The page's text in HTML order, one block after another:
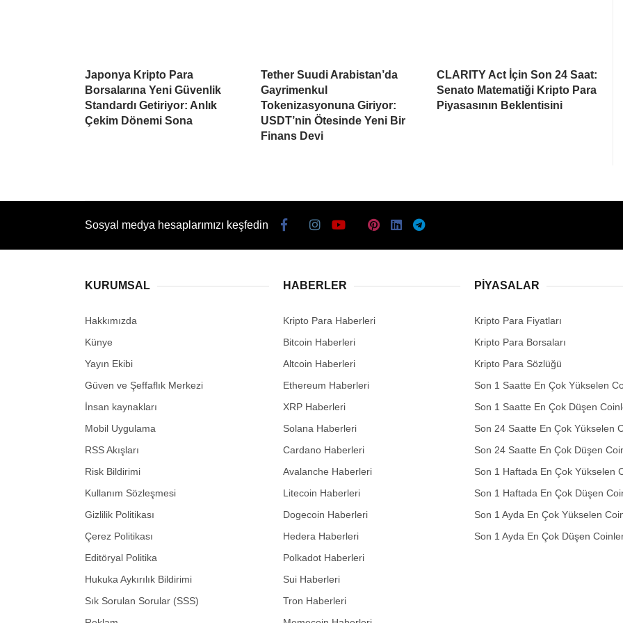
Japonya Kripto Para
Borsalarına Yeni Güvenlik
Standardı Getiriyor: Anlık
Çekim Dönemi Sona
Tether Suudi Arabistan’da
Gayrimenkul
Tokenizasyonuna Giriyor:
USDT’nin Ötesinde Yeni Bir
Finans Devi
CLARITY Act İçin Son 24 Saat:
Senato Matematiği Kripto Para
Piyasasının Beklentisini
Sosyal medya hesaplarımızı keşfedin
KURUMSAL
Hakkımızda
Künye
Yayın Ekibi
Güven ve Şeffaflık Merkezi
İnsan kaynakları
Mobil Uygulama
RSS Akışları
Risk Bildirimi
Kullanım Sözleşmesi
Gizlilik Politikası
Çerez Politikası
Editöryal Politika
Hukuka Aykırılık Bildirimi
Sık Sorulan Sorular (SSS)
HABERLER
Kripto Para Haberleri
Bitcoin Haberleri
Altcoin Haberleri
Ethereum Haberleri
XRP Haberleri
Solana Haberleri
Cardano Haberleri
Avalanche Haberleri
Litecoin Haberleri
Dogecoin Haberleri
Hedera Haberleri
Polkadot Haberleri
Sui Haberleri
Tron Haberleri
PIYASALAR
Kripto Para Fiyatları
Kripto Para Borsaları
Kripto Para Sözlüğü
Son 1 Saatte En Çok Yükselen
Son 1 Saatte En Çok Düşen
Son 24 Saatte En Çok Yükselen
Son 24 Saatte En Çok Düşen
Son 1 Haftada En Çok Yükselen
Son 1 Haftada En Çok Düşen
Son 1 Ayda En Çok Yükselen
Son 1 Ayda En Çok Düşen